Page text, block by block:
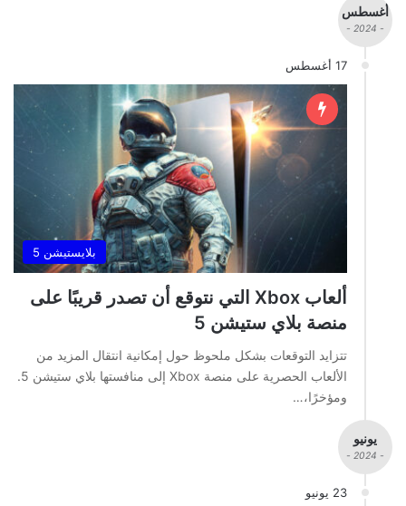
أغسطس
- 2024 -
17 أغسطس
بلايستيشن 5
ألعاب Xbox التي نتوقع أن تصدر قريبًا على
منصة بلاي ستيشن 5
تتزايد التوقعات بشكل ملحوظ حول إمكانية انتقال المزيد من
الألعاب الحصرية على منصة Xbox إلى منافستها بلاي ستيشن 5.
ومؤخرًا،…
يونيو
- 2024 -
23 يونيو